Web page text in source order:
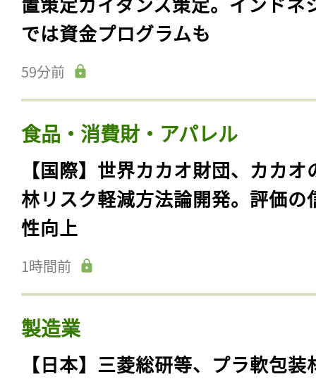
では資金プログラムも
59分前
食品・消費財・アパレル
【国際】世界カカオ財団、カカオ
林リスク軽減方法論開発。評価の
性向上
1時間前
製造業
【日本】三菱総研等、プラ軟包装